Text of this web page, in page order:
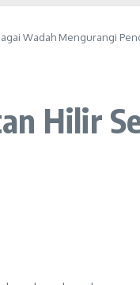
Wadah Mengurangi
Hilir